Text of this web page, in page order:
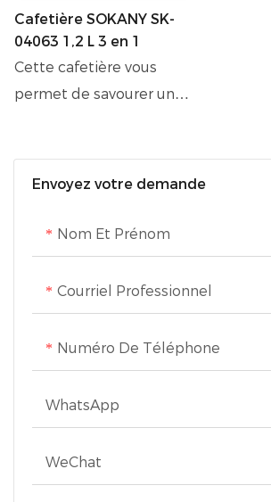
Envoyez votre demande
Nom Et Prénom
Courriel Professionnel
Numéro De Téléphone
WhatsApp
WeChat
Cafetière SOKANY SK-
04063 1,2 L 3 en 1
Cette cafetière vous
permet de savourer un
pression de 15 bars et sa
rapide de 1500 W.
Espresso, americano,
mousse de lait ou eau
une seule touche et sa